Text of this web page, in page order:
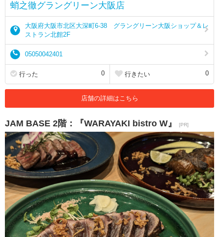
蛸之徹グラングリーン大阪店
大阪府大阪市北区大深町6-38 グラングリーン大阪ショップ＆レ
ストラン北館2F
05050042401
行った 0 行きたい 0
店舗の詳細はこちら
JAM BASE 2階：『WARAYAKI bistro W』 [PR]